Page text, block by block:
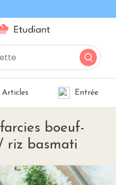
Articles Entrée
boeuf-
riz basmati